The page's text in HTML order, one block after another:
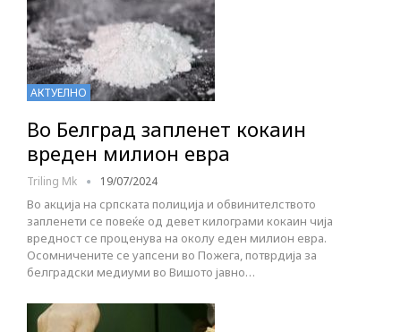
АКТУЕЛНО
Во Белград запленет кокаин
вреден милион евра
Triling Mk 19/07/2024
Во акција на српската полиција и обвинителството
запленети се повеќе од девет килограми кокаин чија
вредност се проценува на околу еден милион евра.
Осомничените се уапсени во Пожега, потврдија за
белградски медиуми во Вишото јавно…